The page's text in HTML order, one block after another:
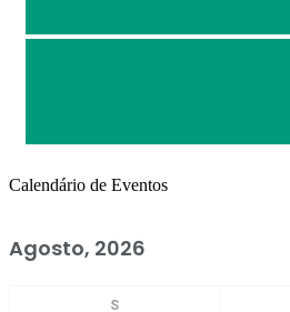
Calendário de Eventos
Agosto, 2026